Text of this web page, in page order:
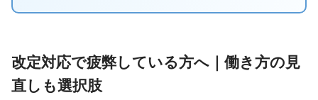
改定対応で疲弊している方へ｜働き方の見
直しも選択肢